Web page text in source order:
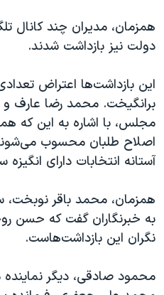
همزمان، مدیران چند کانال
دولت نیز بازداشت شدند.
این بازداشت‌ها اعتراض
برانگیخت. محمد رضا عارف و
مجلس، با اشاره به این که
اصلاح طلبان محسوب
آستانه انتخابات دارای
همزمان، محمد باقر
به خبرنگاران گفت که حسن
نگران این بازداشت‌هاست.
محمود صادقی، دیگر